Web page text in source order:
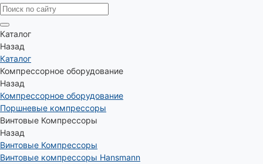
Каталог
Назад
Каталог
Компрессорное оборудование
Назад
Компрессорное оборудование
Поршневые компрессоры
Винтовые Компрессоры
Назад
Винтовые Компрессоры
Винтовые компрессоры Hansmann